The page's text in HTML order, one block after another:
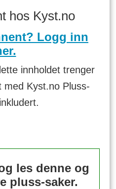
hos Kyst.no
Logg inn
innholdet trenger
med Kyst.no Pluss-
les denne og
pluss-saker.